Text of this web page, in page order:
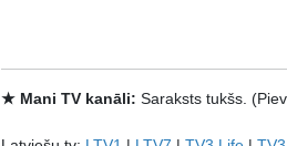
★ Mani TV kanāli: Saraksts tukšs.